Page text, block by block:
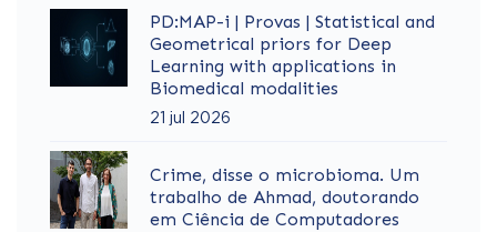
PD:MAP-i | Provas | Statistical and
Geometrical priors for Deep
Learning with applications in
Biomedical modalities
21 jul 2026
Crime, disse o microbioma. Um
trabalho de Ahmad, doutorando
em Ciência de Computadores